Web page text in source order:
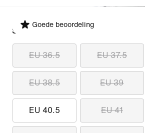
Goede beoordeling
Selecteer maat
EU 36.5 EU 37.5
EU 38.5 EU 39
EU 40.5 EU 41